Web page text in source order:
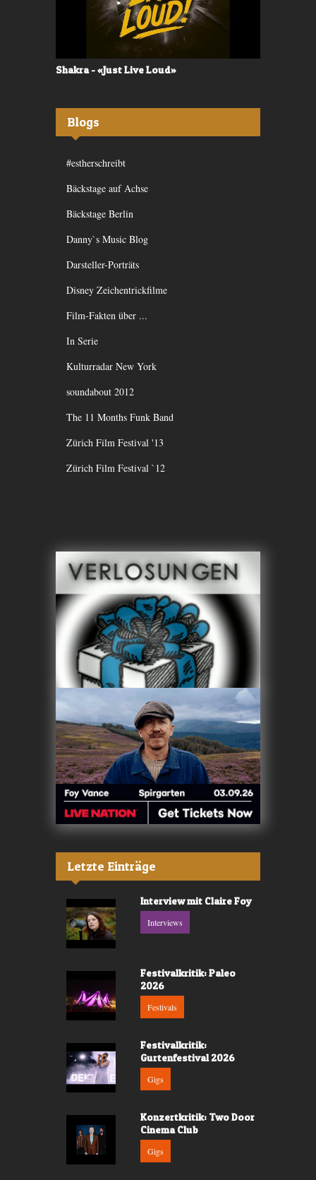
Shakra - «Just Live Loud»
Blogs
#estherschreibt
Bäckstage auf Achse
Bäckstage Berlin
Danny`s Music Blog
Darsteller-Porträts
Disney Zeichentrickfilme
Film-Fakten über ...
In Serie
Kulturradar New York
soundabout 2012
The 11 Months Funk Band
Zürich Film Festival '13
Zürich Film Festival `12
Letzte Einträge
Interview mit Claire Foy
Interviews
Festivalkritik: Paleo
2026
Festivals
Festivalkritik:
Gurtenfestival 2026
Gigs
Konzertkritik: Two Door
Cinema Club
Gigs